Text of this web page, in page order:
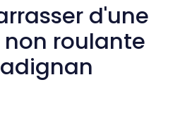
d'une
roulante